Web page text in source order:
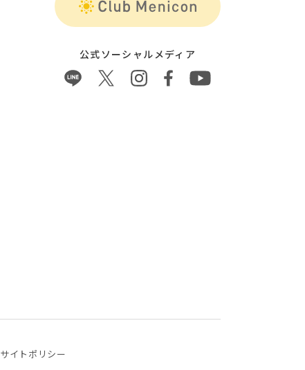
公式ソーシャルメディア
サイトポリシー